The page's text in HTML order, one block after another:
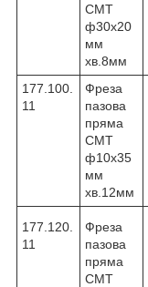
CMT
ф30х20
мм
хв.8мм
177.100.
11
Фреза
пазова
пряма
CMT
ф10х35
мм
хв.12мм
177.120.
11
Фреза
пазова
пряма
CMT